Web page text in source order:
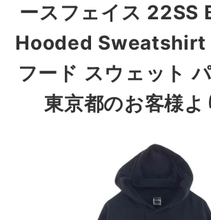
ースフェイス 22SS
Hooded Sweatshirt
フード スウェット パ
東京都のお客様よ